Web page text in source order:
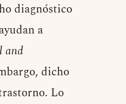
diagnóstico
a
and
dicho
Lo